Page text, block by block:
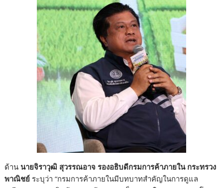
ด้าน นายจิราวุฒิ สุวรรณอาจ รองอธิบดีกรมการค้าภายใน กระทรวง
พาณิชย์ ระบุว่า “กรมการค้าภายในมีบทบาทสำคัญในการดูแล